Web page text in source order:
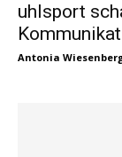
uhlsport
Antonia